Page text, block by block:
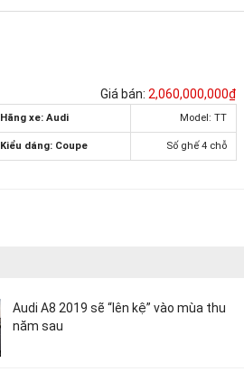
Giá bán: 2,060,000,000₫
Hãng xe: Audi Model: TT
Kiểu dáng: Coupe Số ghế 4 chỗ
Audi A8 2019 sẽ “lên kệ” vào mùa thu
năm sau